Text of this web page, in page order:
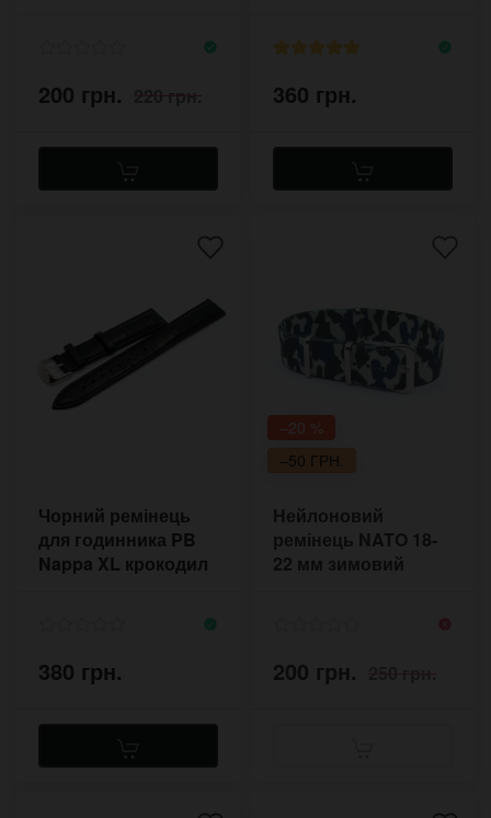
200 грн. 220 грн. 360 грн.
Чорний ремінець
для годинника PB
Nappa XL крокодил
380 грн.
–20 %
–50 ГРН.
Нейлоновий
ремінець NATO 18-
22 мм зимовий
200 грн.